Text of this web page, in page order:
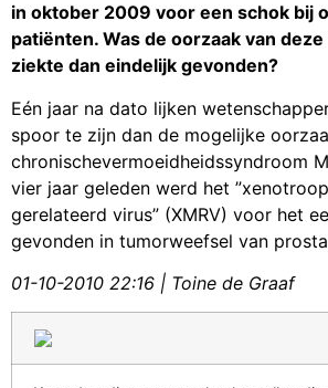
in oktober 2009 voor een schok bij
patiënten. Was de oorzaak van
ziekte dan eindelijk gevonden?
Eén jaar na dato lijken
spoor te zijn dan de mogelijke
chronischevermoeidheidssyndroom
vier jaar geleden werd het
gerelateerd virus” (XMRV) voor het
gevonden in tumorweefsel van
01-10-2010 22:16 | Toine de Graaf